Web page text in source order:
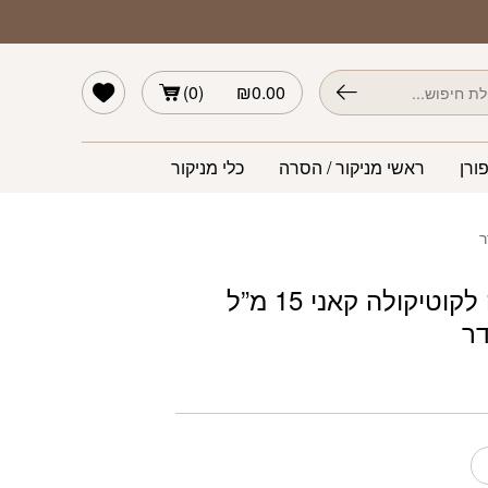
₪0.00
(
0
)
ראשי מניקור / הסרה כלי מניקור
שמן הזנה לקוטיקולה קאני 15 מ”ל